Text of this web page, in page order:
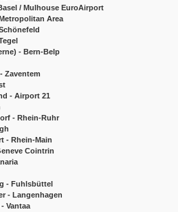
/ Mulhouse EuroAirport
Area
- Bern-Belp
Zaventem
- Airport 21
- Rhein-Ruhr
- Rhein-Main
Cointrin
- Fuhlsbüttel
- Langenhagen
Vantaa